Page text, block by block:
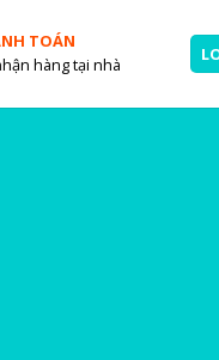
TOÁN
hàng tại nhà